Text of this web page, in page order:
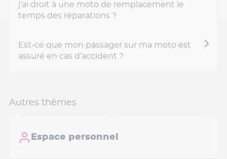
j’ai droit à une moto de remplacement le
temps des réparations ?
Est-ce que mon passager sur ma moto est
assuré en cas d’accident ?
Autres thèmes
Espace personnel